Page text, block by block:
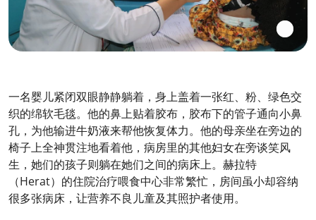
一名婴儿紧闭双眼静静躺着，身上盖着一张红、粉、绿色交
织的绵软毛毯。他的鼻上贴着胶布，胶布下的管子通向小鼻
孔，为他输进牛奶液来帮他恢复体力。他的母亲坐在旁边的
椅子上全神贯注地看着他，病房里的其他妇女在旁谈笑风
生，她们的孩子则躺在她们之间的病床上。赫拉特
（Herat）的住院治疗喂食中心非常繁忙，房间虽小却容纳
很多张病床，让营养不良儿童及其照护者使用。